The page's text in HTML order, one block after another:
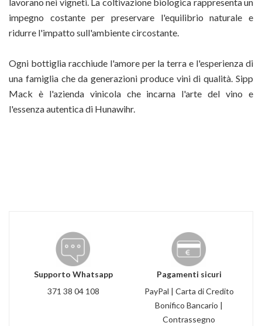
lavorano nei vigneti. La coltivazione biologica rappresenta un
impegno costante per preservare l'equilibrio naturale e
ridurre l'impatto sull'ambiente circostante.
Ogni bottiglia racchiude l'amore per la terra e l'esperienza di
una famiglia che da generazioni produce vini di qualità. Sipp
Mack è l'azienda vinicola che incarna l'arte del vino e
l'essenza autentica di Hunawihr.
Supporto Whatsapp
371 38 04 108
Pagamenti sicuri
PayPal | Carta di Credito
Bonifico Bancario |
Contrassegno